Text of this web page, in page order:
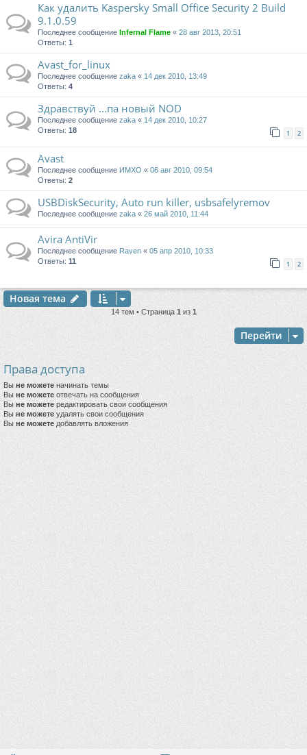
Как удалить Kaspersky Small Office Security 2 Build
9.1.0.59
Последнее сообщение Infernal Flame « 28 авг 2013, 20:51
Ответы: 1
Avast_for_linux
Последнее сообщение zaka « 14 дек 2010, 13:49
Ответы: 4
Здравствуй ...па новый NOD
Последнее сообщение zaka « 14 дек 2010, 10:27
Ответы: 18 1 2
Avast
Последнее сообщение ИМХО « 06 авг 2010, 09:54
Ответы: 2
USBDiskSecurity, Auto run killer, usbsafelyremov
Последнее сообщение zaka « 26 май 2010, 11:44
Avira AntiVir
Последнее сообщение Raven « 05 апр 2010, 10:33
Ответы: 11 1 2
Новая тема
14 тем • Страница 1 из 1
Перейти
Права доступа
Вы не можете начинать темы
Вы не можете отвечать на сообщения
Вы не можете редактировать свои сообщения
Вы не можете удалять свои сообщения
Вы не можете добавлять вложения